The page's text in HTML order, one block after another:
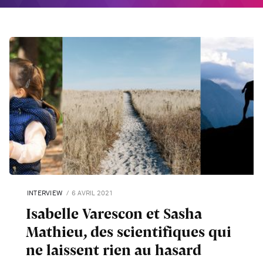
INTERVIEW 6 AVRIL 2021
Isabelle Varescon et Sasha
Mathieu, des scientifiques qui
ne laissent rien au hasard